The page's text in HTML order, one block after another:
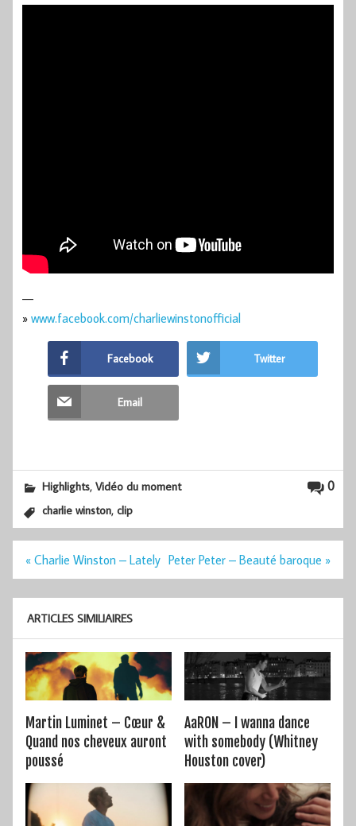
—
» www.facebook.com/charliewinstonofficial
Facebook Twitter
Email
0
Highlights,Vidéo du moment
charlie winston,clip
Navigation
l’article
« Charlie Winston – Lately Peter Peter – Beauté baroque »
ARTICLES SIMILIAIRES
Martin Luminet – Cœur &
Quand nos cheveux auront
poussé
AaRON – I wanna dance
with somebody (Whitney
Houston cover)